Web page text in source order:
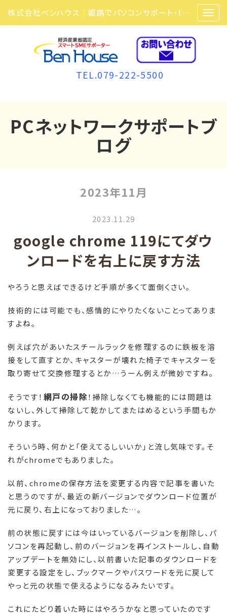
株式会社ベンハウス｜姫路でパソコンサポート・ITサポート・ITセキュリティ・複合機・ビジネスフォンなら弊社にお任せ
TEL.079-222-5500
PCネットワークサポートブ
ログ
2023年11月
2023.11.29
google chrome 119にてダウ
ンロードを右上に戻す方法
やろうと思えばできるけど手順が多くて面倒くさい。
技術的には可能でも、感情的にやりたくないことってありま
すよね。
例えば穴があいたスチールラックを修理するのに鉄板を溶
接をして直すとか、キャスターが壊れた椅子でキャスターを
取り寄せて交換修理するとか…うーん例えが微妙ですね。
そうです！ 網戸の掃除！掃除しなくても機能的には問題は
ないし、外して掃除して乾かしてまたはめるという手間もか
かります。
そういう時、何かと「使えてるしいいか」と流し気味です。そ
れがchromeでもありました。
以前、chromeの保存方法を変更する内容で記事を書いた
と思うのですが、最近の新バージョンでダウンロード位置が
元に戻り、右上になっておりました…。
前の状態に戻すには今はいっているバージョンを削除し、パ
ソコンを再起動し、前のバージョンを再インストールし、自動
アップデートを無効にし、以前書いた記事のダウンロードを
変更する設定をし、ブックマークやパスワードを元に戻して
やっと元の状態で使えるようになるみたいです。
これにたどり着いた時にはやろうかなと思っていたのです